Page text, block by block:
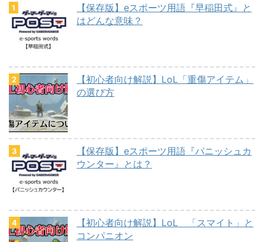
【保存版】eスポーツ用語『早稲田式』と
はどんな意味？
【初心者向け解説】LoL「重傷アイテム」
の選び方
【保存版】eスポーツ用語『パニッシュカ
ウンター』とは？
【初心者向け解説】LoL 「スマイト」と
コンパニオン